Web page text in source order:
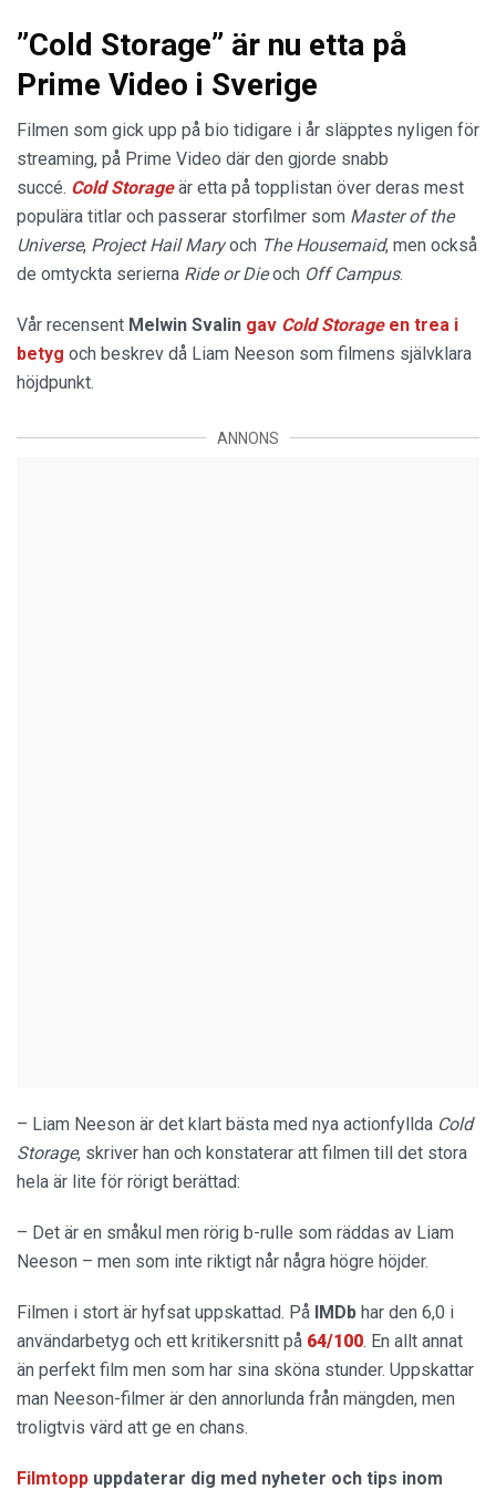
”Cold Storage” är nu etta på
Prime Video i Sverige
Filmen som gick upp på bio tidigare i år släpptes nyligen för
streaming, på Prime Video där den gjorde snabb
succé. Cold Storage är etta på topplistan över deras mest
populära titlar och passerar storfilmer som Master of the
Universe, Project Hail Maryoch The Housemaid, men också
de omtyckta serierna Ride or Dieoch Off Campus.
Vår recensent Melwin Svalin gav Cold Storage en trea i
betyg och beskrev då Liam Neeson som filmens självklara
höjdpunkt.
ANNONS
– Liam Neeson är det klart bästa med nya actionfyllda Cold
Storage, skriver han och konstaterar att filmen till det stora
hela är lite för rörigt berättad:
– Det är en småkul men rörig b-rulle som räddas av Liam
Neeson – men som inte riktigt når några högre höjder.
Filmen i stort är hyfsat uppskattad. På IMDb har den 6,0 i
användarbetyg och ett kritikersnitt på 64/100. En allt annat
än perfekt film men som har sina sköna stunder. Uppskattar
man Neeson-filmer är den annorlunda från mängden, men
troligtvis värd att ge en chans.
Filmtopp uppdaterar dig med nyheter och tips inom